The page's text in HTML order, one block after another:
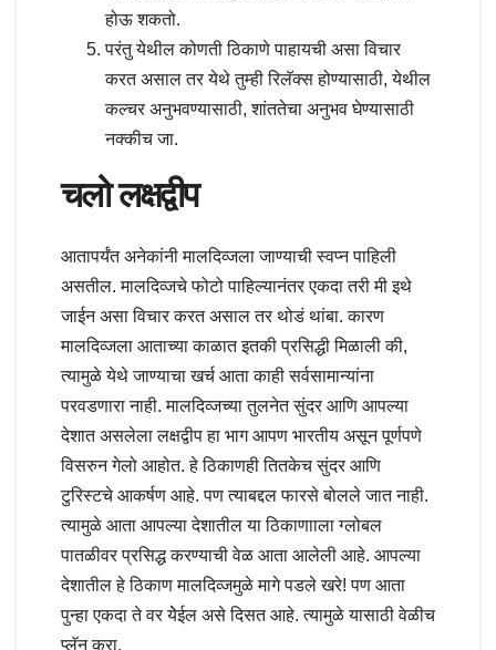
होऊ शकतो.
परंतु येथील कोणती ठिकाणे पाहायची असा विचार
करत असाल तर येथे तुम्ही रिलॅक्स होण्यासाठी, येथील
कल्चर अनुभवण्यासाठी, शांततेचा अनुभव घेण्यासाठी
नक्कीच जा.
चलो लक्षद्वीप
आतापर्यंत अनेकांनी मालदिव्जला जाण्याची स्वप्न पाहिली
असतील. मालदिव्जचे फोटो पाहिल्यानंतर एकदा तरी मी इथे
जाईन असा विचार करत असाल तर थोडं थांबा. कारण
मालदिव्जला आताच्या काळात इतकी प्रसिद्धी मिळाली की,
त्यामुळे येथे जाण्याचा खर्च आता काही सर्वसामान्यांना
परवडणारा नाही. मालदिव्जच्या तुलनेत सुंदर आणि आपल्या
देशात असलेला लक्षद्वीप हा भाग आपण भारतीय असून पूर्णपणे
विसरुन गेलो आहोत. हे ठिकाणही तितकेच सुंदर आणि
टुरिस्टचे आकर्षण आहे. पण त्याबद्दल फारसे बोलले जात नाही.
त्यामुळे आता आपल्या देशातील या ठिकाणााला ग्लोबल
पातळीवर प्रसिद्ध करण्याची वेळ आता आलेली आहे. आपल्या
देशातील हे ठिकाण मालदिव्जमुळे मागे पडले खरे! पण आता
पुन्हा एकदा ते वर येेईल असे दिसत आहे. त्यामुळे यासाठी वेळीच
प्लॅन करा.